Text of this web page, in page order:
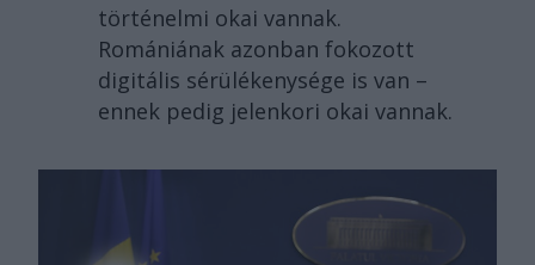
történelmi okai vannak.
Romániának azonban fokozott
digitális sérülékenysége is van –
ennek pedig jelenkori okai vannak.